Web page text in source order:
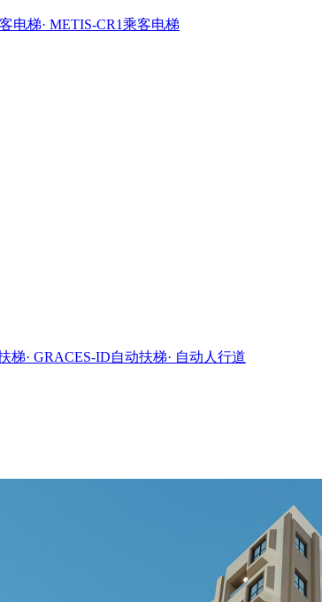
电梯· METIS-CR1乘客电梯
梯· GRACES-ID自动扶梯· 自动人行道